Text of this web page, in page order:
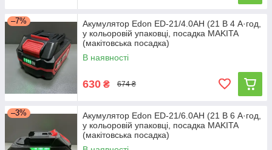
–7%
Акумулятор Edon ED-21/4.0AH (21 В 4 А·год,
у кольоровій упаковці, посадка MAKITA
(макітовська посадка)
В наявності
630 ₴ 674 ₴
–3%
Акумулятор Edon ED-21/6.0AH (21 В 6 А·год,
у кольоровій упаковці, посадка MAKITA
(макітовська посадка)